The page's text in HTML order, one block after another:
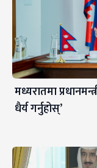
मध्यरातमा
धैर्य गर्नुहोस्’